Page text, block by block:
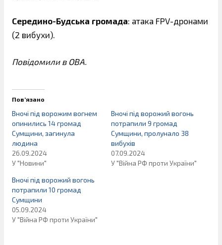
Середино-Будська громада: атака FPV-дронами
(2 вибухи).
Повідомили в ОВА.
Пов’язано
Вночі під ворожим вогнем
опинились 14 громад
Сумщини, загинула
людина
26.09.2024
У "Новини"
Вночі під ворожий вогонь
потрапили 9 громад
Сумщини, пролунало 38
вибухів
07.09.2024
У "Війна РФ проти України"
Вночі під ворожий вогонь
потрапили 10 громад
Сумщини
05.09.2024
У "Війна РФ проти України"